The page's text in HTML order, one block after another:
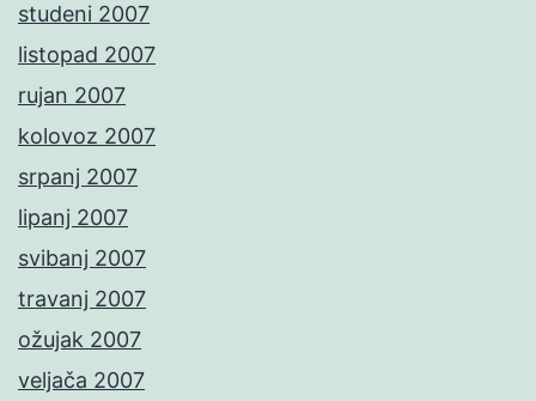
studeni 2007
listopad 2007
rujan 2007
kolovoz 2007
srpanj 2007
lipanj 2007
svibanj 2007
travanj 2007
ožujak 2007
veljača 2007